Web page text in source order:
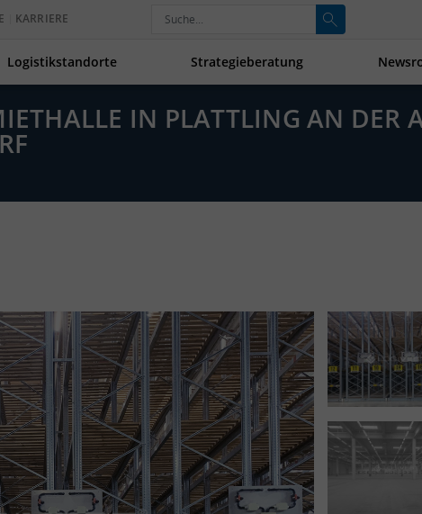
KARRIERE
Logistikstandorte Strategieberatung
IN PLATTLING AN DER